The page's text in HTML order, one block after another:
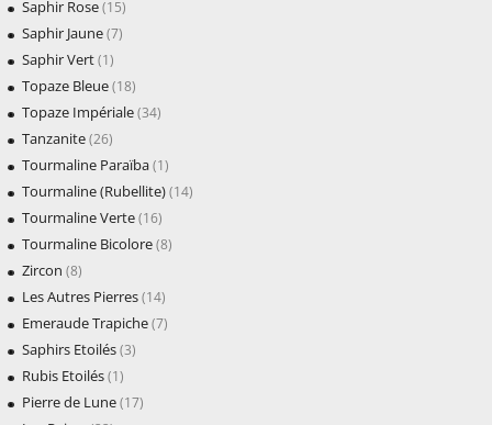
Saphir Rose(15)
Saphir Jaune(7)
Saphir Vert(1)
Topaze Bleue(18)
Topaze Impériale(34)
Tanzanite(26)
Tourmaline Paraïba(1)
Tourmaline (Rubellite)(14)
Tourmaline Verte(16)
Tourmaline Bicolore(8)
Zircon (8)
Les Autres Pierres(14)
Emeraude Trapiche(7)
Saphirs Etoilés(3)
Rubis Etoilés(1)
Pierre de Lune(17)